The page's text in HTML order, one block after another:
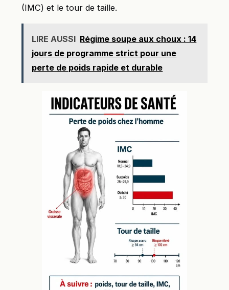
(IMC) et le tour de taille.
LIRE AUSSI Régime soupe aux choux : 14
jours de programme strict pour une
perte de poids rapide et durable